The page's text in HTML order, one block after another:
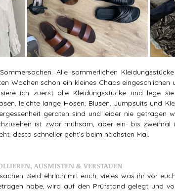
Alle sommerlichen
Wochen schon ein kleines Chaos
ich zuerst alle Kleidungsstücke und lege
leichte lange Hosen, Blusen, Jumpsuits und
geraten sind und leider nie getragen
ist zwar mühsam, aber ein- bis
desto schneller geht’s beim nächsten Mal.
AUSMISTEN & VERSTAUEN
Seid ehrlich mit euch, vieles was ihr vor
habe, wird auf den Prüfstand gelegt und